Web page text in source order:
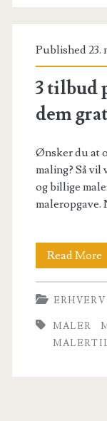
Published 23.
3 tilbud
dem
Ønsker du at
maling? Så
og billige
maleropgave.
Read More
på
ERHVERV
MALER